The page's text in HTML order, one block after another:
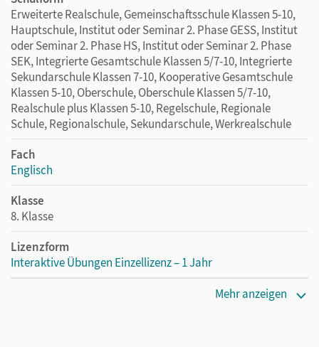
Erweiterte Realschule, Gemeinschaftsschule Klassen 5-10,
Hauptschule, Institut oder Seminar 2. Phase GESS, Institut
oder Seminar 2. Phase HS, Institut oder Seminar 2. Phase
SEK, Integrierte Gesamtschule Klassen 5/7-10, Integrierte
Sekundarschule Klassen 7-10, Kooperative Gesamtschule
Klassen 5-10, Oberschule, Oberschule Klassen 5/7-10,
Realschule plus Klassen 5-10, Regelschule, Regionale
Schule, Regionalschule, Sekundarschule, Werkrealschule
Fach
Englisch
Klasse
8. Klasse
Lizenzform
Interaktive Übungen Einzellizenz – 1 Jahr
Mehr anzeigen